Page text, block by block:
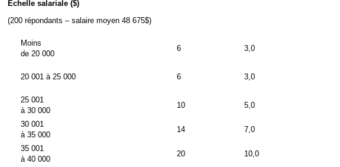
Échelle salariale ($)
(200 répondants – salaire moyen 48 675$)
Moins
de 20 000
6 3,0
20 001 à 25 000 6 3,0
25 001
à 30 000
10 5,0
30 001
à 35 000
14 7,0
35 001
à 40 000
20 10,0